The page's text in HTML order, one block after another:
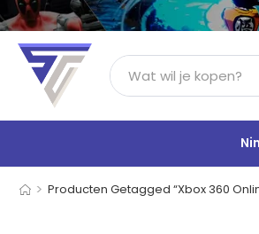
> Producten Getagged “Xbox 360